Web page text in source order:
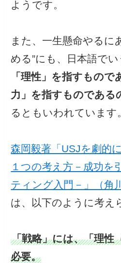
ようです。
また、一生懸命やるに
める”にも、日本語でい
「理性」を指すもの
力」を指すものである
るともいわれています
森岡毅著「USJを劇的
１つの考え方－成功を
ティング入門－」（角
は、以下のように考え
「戦略」には、「理性
必要。